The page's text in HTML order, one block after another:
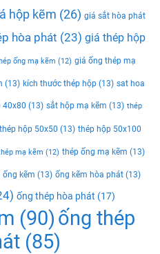
hộp kẽm (26) giá sắt hòa phát
hòa phát (23) giá thép hộp
ống mạ kẽm (12) giá ống thép mạ
(13) kích thước thép hộp (13) sat hoa
40x80 (13) sắt hộp mạ kẽm (13) thép
thép hộp 50x50 (13) thép hộp 50x100
mạ kẽm (12) thép ống mạ kẽm (13)
ống kẽm (13) ống kẽm hòa phát (13)
ống thép hòa phát (17)
(90) ống thép
(85)